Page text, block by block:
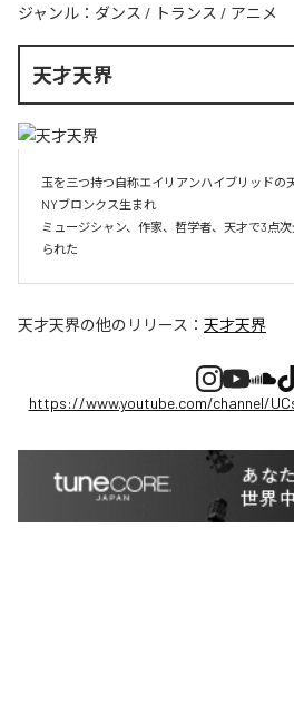
ジャンル： ダンス / トランス / アニメ
天才天界
玉を三つ持つ自称エイリアンハイブリッドの
NYブロンクス生まれ
ミュージシャン、作家、哲学者、天才で3点
られた
天才天界の他のリリース： 天才天界
https://www.youtube.com/channel/